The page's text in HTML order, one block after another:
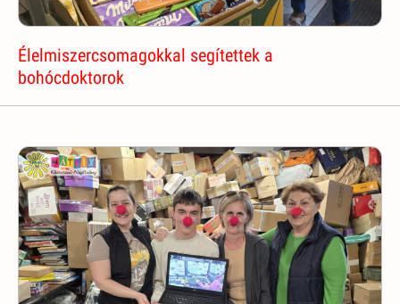
Élelmiszercsomagokkal segítettek a
bohócdoktorok